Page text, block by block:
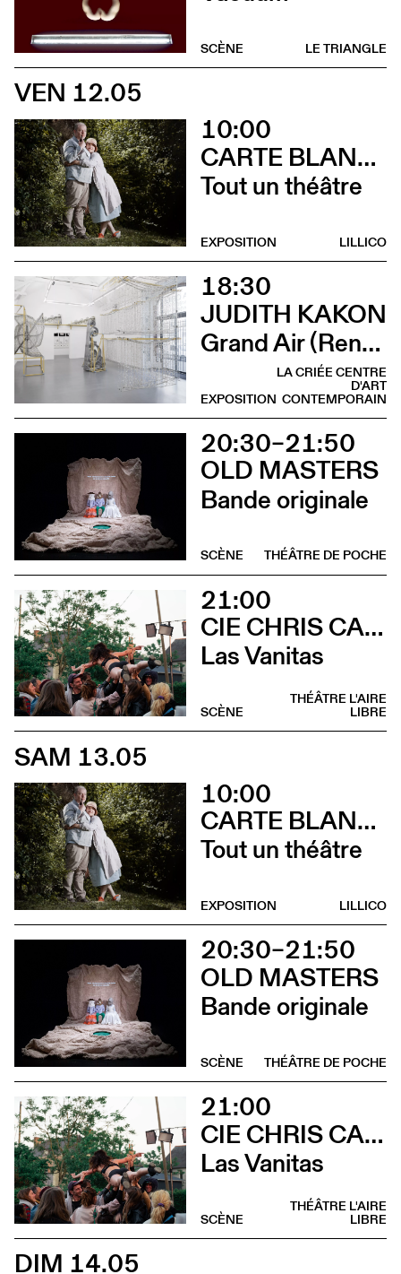
LE TRIANGLE
SCÈNE
VEN 12.05
10:00
CARTE BLANCHE À ALBERTINE & GERMANO ZULLO
Tout un théâtre
LILLICO
EXPOSITION
18:30
JUDITH KAKON
Grand Air (Rencontre avec Judith Kakon et les commissaires de l’exposition)
LA CRIÉE CENTRE
D'ART
CONTEMPORAIN
EXPOSITION
20:30–21:50
OLD MASTERS
Bande originale
THÉÂTRE DE POCHE
SCÈNE
21:00
CIE CHRIS CADILLAC / MARION DUVAL & FLORIAN LEDUC
Las Vanitas
THÉÂTRE L'AIRE
LIBRE
SCÈNE
SAM 13.05
10:00
CARTE BLANCHE À ALBERTINE & GERMANO ZULLO
Tout un théâtre
LILLICO
EXPOSITION
20:30–21:50
OLD MASTERS
Bande originale
THÉÂTRE DE POCHE
SCÈNE
21:00
CIE CHRIS CADILLAC / MARION DUVAL & FLORIAN LEDUC
Las Vanitas
THÉÂTRE L'AIRE
LIBRE
SCÈNE
DIM 14.05